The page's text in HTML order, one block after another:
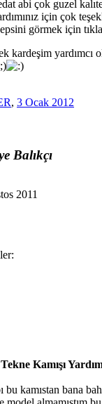
abi çok guzel
için çok
görmek için
kardeşim yardımcı
, 3 Ocak 2012
Balıkçı
2011
Kamışı
bu kamıstan bana